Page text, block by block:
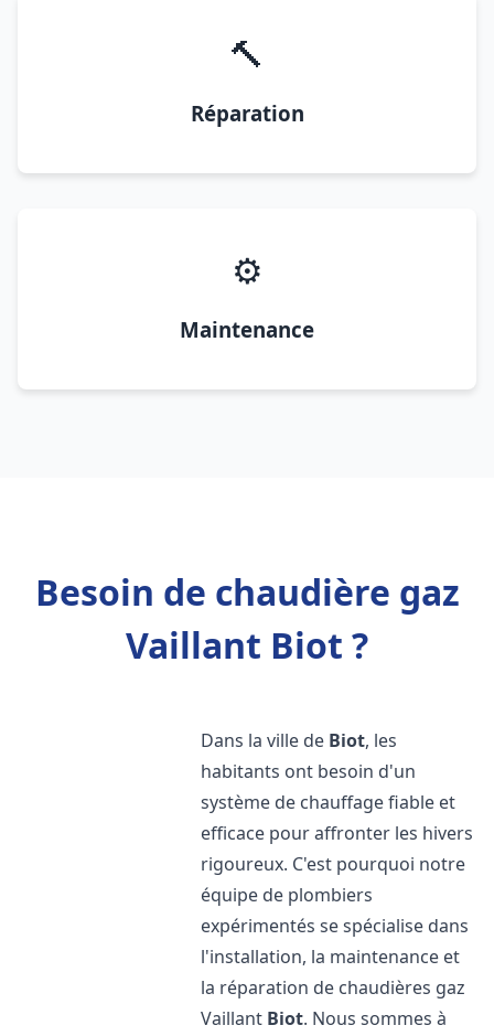
🔨
Réparation
⚙️
Maintenance
Besoin de chaudière gaz
Vaillant Biot ?
Dans la ville de Biot, les
habitants ont besoin d'un
système de chauffage fiable et
efficace pour affronter les hivers
rigoureux. C'est pourquoi notre
équipe de plombiers
expérimentés se spécialise dans
l'installation, la maintenance et
la réparation de chaudières gaz
Vaillant Biot. Nous sommes à